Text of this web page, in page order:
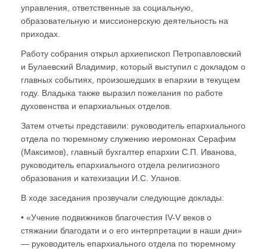
управления, ответственные за социальную,
образовательную и миссионерскую деятельность на
приходах.
Работу собрания открыл архиепископ Петропавловский
и Булаевский Владимир, который выступил с докладом о
главных событиях, произошедших в епархии в текущем
году. Владыка также выразил пожелания по работе
духовенства и епархиальных отделов.
Затем отчеты представили: руководитель епархиального
отдела по тюремному служению иеромонах Серафим
(Максимов), главный бухгалтер епархии С.П. Иванова,
руководитель епархиального отдела религиозного
образования и катехизации И.С. Уланов.
В ходе заседания прозвучали следующие доклады:
• «Учение подвижников благочестия IV-V веков о
стяжании благодати и о его интерпретации в наши дни»
— руководитель епархиального отдела по тюремному